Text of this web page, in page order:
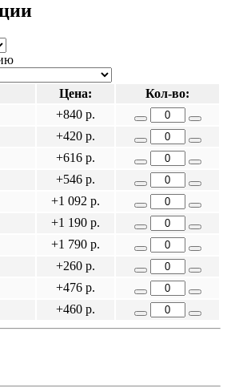
Цена:
Кол-во:
+840 р.
+420 р.
+616 р.
+546 р.
+1 092 р.
+1 190 р.
+1 790 р.
+260 р.
+476 р.
+460 р.